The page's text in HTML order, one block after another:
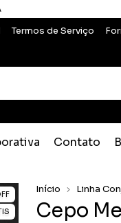
Termos de Serviço
Contato
Início Linha
Cepo